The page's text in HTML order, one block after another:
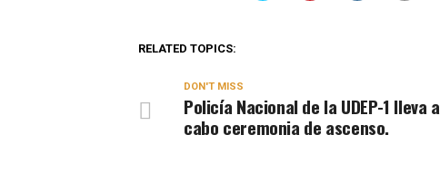
RELATED TOPICS:
DON'T MISS
Policía Nacional de la UDEP-1 lleva a
cabo ceremonia de ascenso.